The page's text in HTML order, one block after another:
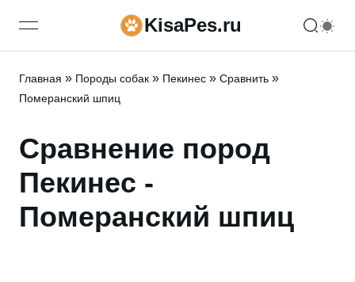
open navigation menuKisaPes.ru
Главная » Породы собак » Пекинес » Сравнить »
Померанский шпиц
Сравнение пород
Пекинес -
Померанский шпиц